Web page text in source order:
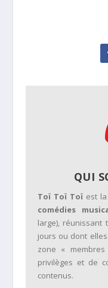
QUI
Toï Toï Toï est
comédies
large),
jours ou dont
zone «
privilèges et de
contenus.